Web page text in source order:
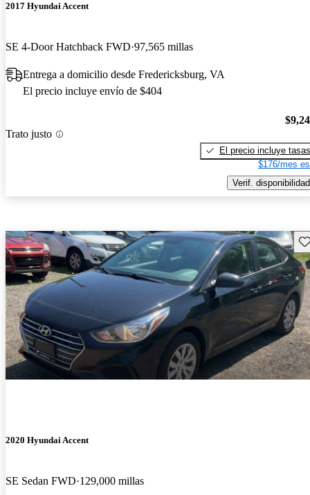
2017 Hyundai Accent
SE 4-Door Hatchback FWD 97,565 millas
Entrega a domicilio desde Fredericksburg, VA
El precio incluye envío de $404
Trato justo
El precio incluye tasas
$176/mes
Verif. disponibilidad
2020 Hyundai Accent
SE Sedan FWD 129,000 millas